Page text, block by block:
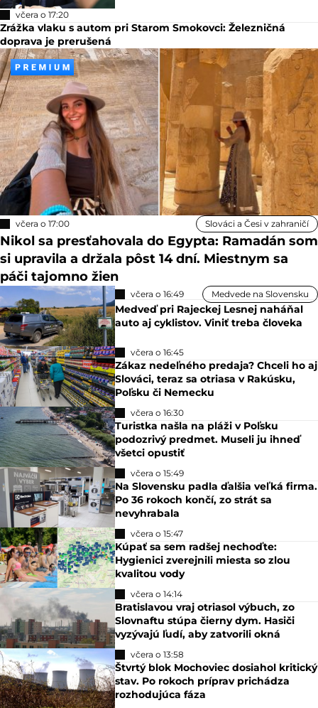
včera o 17:20
Zrážka vlaku s autom pri Starom Smokovci: Železničná
doprava je prerušená
včera o 17:00 Slováci a Česi v zahraničí
Nikol sa presťahovala do Egypta: Ramadán som
si upravila a držala pôst 14 dní. Miestnym sa
páči tajomno žien
včera o 16:49 Medvede na Slovensku
Medveď pri Rajeckej Lesnej naháňal
auto aj cyklistov. Viniť treba človeka
včera o 16:45
Zákaz nedeľného predaja? Chceli ho aj
Slováci, teraz sa otriasa v Rakúsku,
Poľsku či Nemecku
včera o 16:30
Turistka našla na pláži v Poľsku
podozrivý predmet. Museli ju ihneď
všetci opustiť
včera o 15:49
Na Slovensku padla ďalšia veľká firma.
Po 36 rokoch končí, zo strát sa
nevyhrabala
včera o 15:47
Kúpať sa sem radšej nechoďte:
Hygienici zverejnili miesta so zlou
kvalitou vody
včera o 14:14
Bratislavou vraj otriasol výbuch, zo
Slovnaftu stúpa čierny dym. Hasiči
vyzývajú ľudí, aby zatvorili okná
včera o 13:58
Štvrtý blok Mochoviec dosiahol kritický
stav. Po rokoch príprav prichádza
rozhodujúca fáza